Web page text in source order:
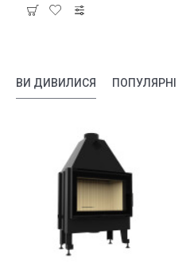
ВИ ДИВИЛИСЯ ПОПУЛЯРНІ